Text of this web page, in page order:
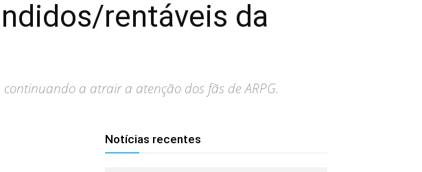
rentáveis da
a atrair a atenção dos fãs de ARPG.
Notícias recentes